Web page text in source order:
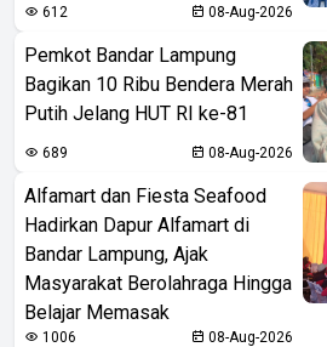
612 08-Aug-2026
Pemkot Bandar Lampung
Bagikan 10 Ribu Bendera Merah
Putih Jelang HUT RI ke-81
689 08-Aug-2026
Alfamart dan Fiesta Seafood
Hadirkan Dapur Alfamart di
Bandar Lampung, Ajak
Masyarakat Berolahraga Hingga
Belajar Memasak
1006 08-Aug-2026